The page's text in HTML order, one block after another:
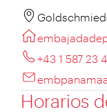
+43 1 587 23
Horarios